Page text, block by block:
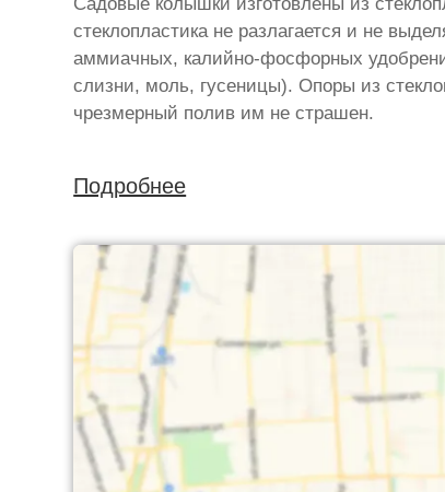
стеклопластика не разлагается и не
аммиачных, калийно-фосфорных
слизни, моль, гусеницы). Опоры из
чрезмерный полив им не страшен.
Подробнее